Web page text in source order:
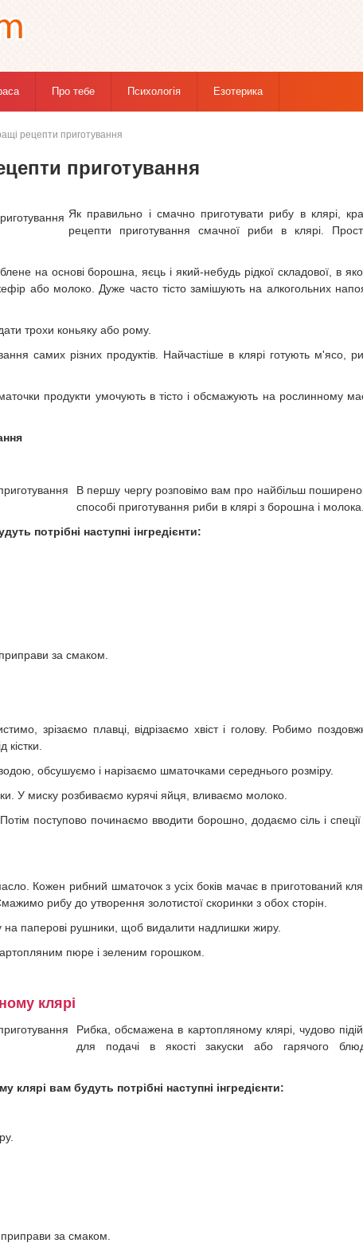
Про тебе Психологія Езотерика
рецепти приготування
приготування
Як правильно і смачно приготувати рибу в клярі,
рецепти приготування смачної риби в клярі.
на основі борошна, яєць і який-небудь рідкої складової, в
або молоко. Дуже часто тісто замішують на алкогольних
трохи коньяку або рому.
самих різних продуктів. Найчастіше в клярі готують м'ясо,
продукти умочують в тісто і обсмажують на рослинному
В першу чергу розповімо вам про найбільш
способі приготування риби в клярі з борошна і молока.
потрібні наступні інгредієнти:
за смаком.
зрізаємо плавці, відрізаємо хвіст і голову. Робимо
обсушуємо і нарізаємо шматочками середнього розміру.
У миску розбиваємо курячі яйця, вливаємо молоко.
поступово починаємо вводити борошно, додаємо сіль і спеції
Кожен рибний шматочок з усіх боків мачає в приготований
рибу до утворення золотистої скоринки з обох сторін.
паперові рушники, щоб видалити надлишки жиру.
пюре і зеленим горошком.
клярі
Рибка, обсмажена в картопляному клярі, чудово
для подачі в якості закуски або гарячого
вам будуть потрібні наступні інгредієнти:
за смаком.